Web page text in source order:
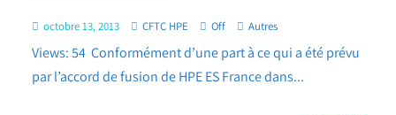
octobre 13, 2013 CFTC HPE Off Autres
Views: 54 Conformément d’une part à ce qui a été prévu
par l’accord de fusion de HPE ES France dans...